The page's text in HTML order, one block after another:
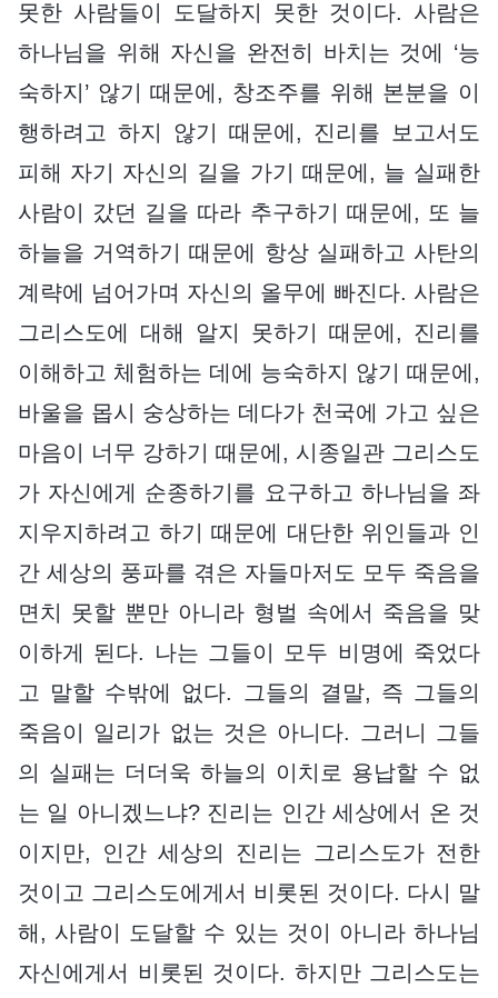
못한 사람들이 도달하지 못한 것이다. 사람은
하나님을 위해 자신을 완전히 바치는 것에 ‘능
숙하지’ 않기 때문에, 창조주를 위해 본분을 이
행하려고 하지 않기 때문에, 진리를 보고서도
피해 자기 자신의 길을 가기 때문에, 늘 실패한
사람이 갔던 길을 따라 추구하기 때문에, 또 늘
하늘을 거역하기 때문에 항상 실패하고 사탄의
계략에 넘어가며 자신의 올무에 빠진다. 사람은
그리스도에 대해 알지 못하기 때문에, 진리를
이해하고 체험하는 데에 능숙하지 않기 때문에,
바울을 몹시 숭상하는 데다가 천국에 가고 싶은
마음이 너무 강하기 때문에, 시종일관 그리스도
가 자신에게 순종하기를 요구하고 하나님을 좌
지우지하려고 하기 때문에 대단한 위인들과 인
간 세상의 풍파를 겪은 자들마저도 모두 죽음을
면치 못할 뿐만 아니라 형벌 속에서 죽음을 맞
이하게 된다. 나는 그들이 모두 비명에 죽었다
고 말할 수밖에 없다. 그들의 결말, 즉 그들의
죽음이 일리가 없는 것은 아니다. 그러니 그들
의 실패는 더더욱 하늘의 이치로 용납할 수 없
는 일 아니겠느냐? 진리는 인간 세상에서 온 것
이지만, 인간 세상의 진리는 그리스도가 전한
것이고 그리스도에게서 비롯된 것이다. 다시 말
해, 사람이 도달할 수 있는 것이 아니라 하나님
자신에게서 비롯된 것이다. 하지만 그리스도는